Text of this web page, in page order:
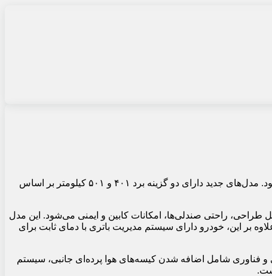
نتا ایکس جدید رسماً رونمایی شد. این خودرو در چهار تیپ مختلف با قیمت‌های ۸۹۸۰۰ تا ۱۲۴۸۰۰ یوان (۱۲۵۰۰ تا ۱۷۴۰۰ دلار) عرضه می‌شود. مدل‌های جدید دارای دو گزینه برد ۴۰۱ و ۵۰۱ کیلومتر بر اساس
توجهی یافته است. این ارتقاء شامل طراحی، راحتی صندلی‌ها، امکانات کابین و ایمنی می‌شود. این مدل
این، خودرو دارای سیستم مدیریت باتری با دمای ثابت برای
و فناوری شامل اضافه شدن کیسه‌های هوا پرده‌ای جانبی، سیستم